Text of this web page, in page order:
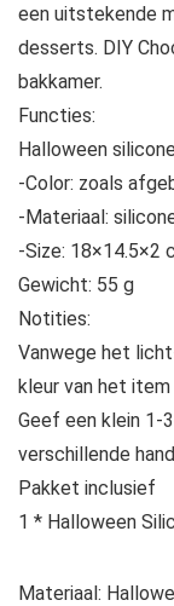
een uitstekende
desserts. DIY
bakkamer.
Functies:
Halloween
-Color: zoals
-Materiaal:
-Size: 18×14.5×2
Gewicht: 55 g
Notities:
Vanwege het
kleur van het item
Geef een klein 1-
verschillende
Pakket inclusief
1 * Halloween
Materiaal: